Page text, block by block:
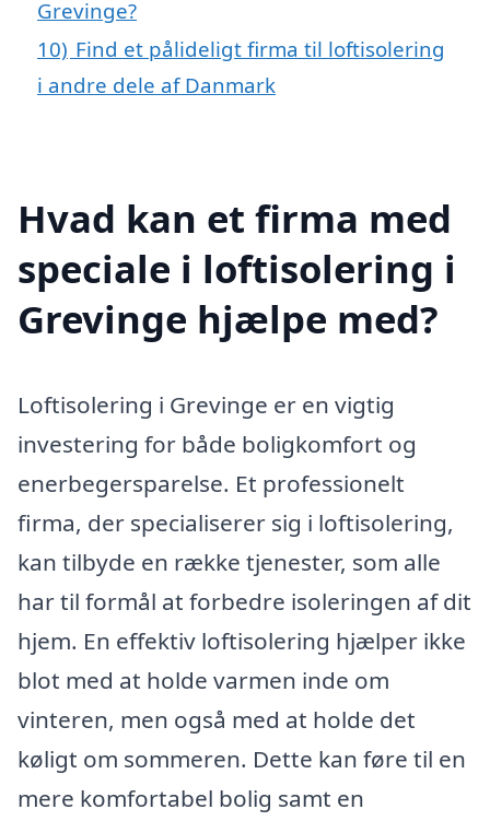
Grevinge?
10) Find et pålideligt firma til loftisolering
i andre dele af Danmark
Hvad kan et firma med
speciale i loftisolering i
Grevinge hjælpe med?
Loftisolering i Grevinge er en vigtig
investering for både boligkomfort og
enerbegersparelse. Et professionelt
firma, der specialiserer sig i loftisolering,
kan tilbyde en række tjenester, som alle
har til formål at forbedre isoleringen af dit
hjem. En effektiv loftisolering hjælper ikke
blot med at holde varmen inde om
vinteren, men også med at holde det
køligt om sommeren. Dette kan føre til en
mere komfortabel bolig samt en